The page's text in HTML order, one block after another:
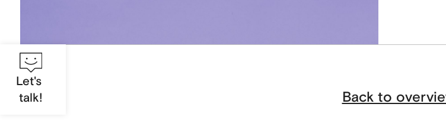
Let's
talk!
Back to